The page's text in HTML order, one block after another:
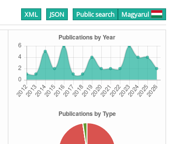
XML JSON Public search Magyarul